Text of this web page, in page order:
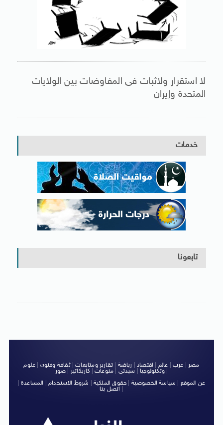
لا استقرار ولاثبات فى المفاوضات بين الولايات
المتحدة وإيران
خدمات
تابعونا
مصر عرب عالم اقتصاد رياضة |تقارير ومتابعات|ثقافة وفنون
علوم
وتكنولوجيا| سيدتى منوعات كاريكاتير صور
|
عن الموقع
سياسة الخصوصية حقوق الملكية شروط الاستخدام| المساعدة|
اتصل بنا